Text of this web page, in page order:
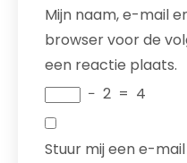
Mijn naam, e-mail
browser voor de
een reactie plaats.
− 2 = 4
Stuur mij een e-